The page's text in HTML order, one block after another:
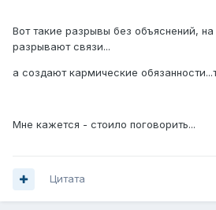
Вот такие разрывы без объяснений,
разрывают связи...
а создают кармические
Мне кажется - стоило поговорить...
Цитата